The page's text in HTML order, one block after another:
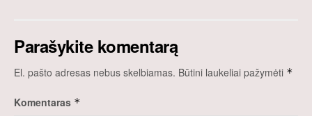
Parašykite komentarą
El. pašto adresas nebus skelbiamas. Būtini laukeliai pažymėti *
Komentaras *